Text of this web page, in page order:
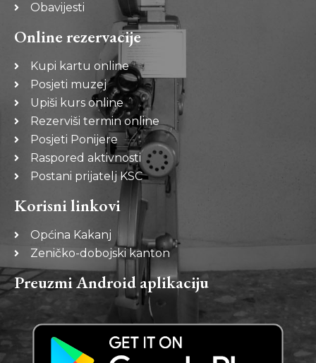
Obavijesti
Online rezervacije
Kupi kartu online
Posjeti muzej
Upiši kurs online
Rezerviši termin online
Posjeti Ponijere
Raspored aktivnosti
Postani prijatelj KSC
Korisni linkovi
Općina Kakanj
Zeničko-dobojski kanton
Preuzmi Android aplikaciju